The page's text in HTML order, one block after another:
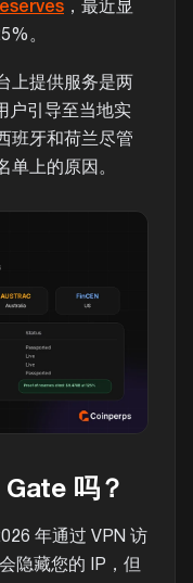
，最近显
。
上提供服务是两
户引导至当地实
班牙和荷兰尽管
单上的原因。
吗？
年通过 VPN 访
隐藏您的 IP，但